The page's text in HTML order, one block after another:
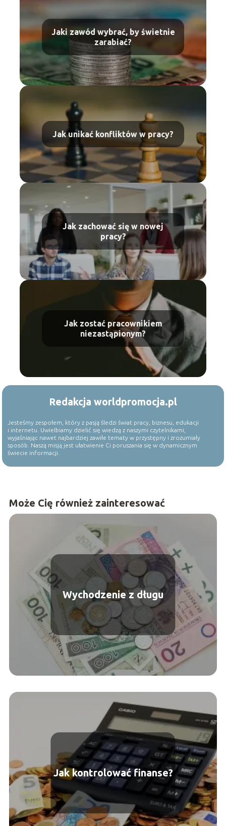
Jaki zawód wybrać, by świetnie
zarabiać?
Jak unikać konfliktów w pracy?
Jak zachować się w nowej
pracy?
Jak zostać pracownikiem
niezastąpionym?
Redakcja worldpromocja.pl
Jesteśmy zespołem, który z pasją śledzi świat pracy, biznesu, edukacji
i internetu. Uwielbiamy dzielić się wiedzą z naszymi czytelnikami,
wyjaśniając nawet najbardziej zawiłe tematy w przystępny i zrozumiały
sposób. Naszą misją jest ułatwienie Ci poruszania się w dynamicznym
świecie informacji.
Może Cię również zainteresować
Wychodzenie z długu
Jak kontrolować finanse?